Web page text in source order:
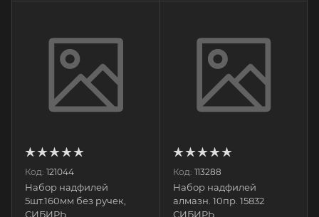
Код: 121044
Набор надфилей
5шт.160мм без ручек,
СИБИРЬ
Код: 113288
Набор надфилей
алмазн. 10пр. 15832
СИБИРЬ